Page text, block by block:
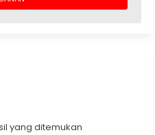
yang ditemukan